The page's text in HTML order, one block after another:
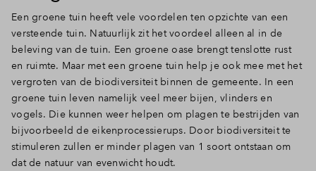
Een groene tuin heeft vele voordelen ten opzichte van een
versteende tuin. Natuurlijk zit het voordeel alleen al in de
beleving van de tuin. Een groene oase brengt tenslotte rust
en ruimte. Maar met een groene tuin help je ook mee met het
vergroten van de biodiversiteit binnen de gemeente. In een
groene tuin leven namelijk veel meer bijen, vlinders en
vogels. Die kunnen weer helpen om plagen te bestrijden van
bijvoorbeeld de eikenprocessierups. Door biodiversiteit te
stimuleren zullen er minder plagen van 1 soort ontstaan om
dat de natuur van evenwicht houdt.